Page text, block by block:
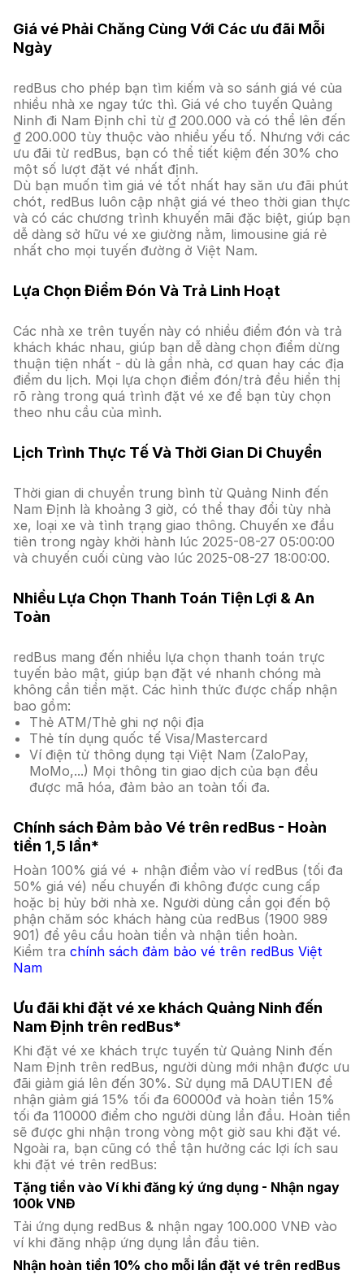
Giá vé Phải Chăng Cùng Với Các ưu đãi Mỗi
Ngày
redBus cho phép bạn tìm kiếm và so sánh giá vé của
nhiều nhà xe ngay tức thì. Giá vé cho tuyến Quảng
Ninh đi Nam Định chỉ từ ₫ 200.000 và có thể lên đến
₫ 200.000 tùy thuộc vào nhiều yếu tố. Nhưng với các
ưu đãi từ redBus, bạn có thể tiết kiệm đến 30% cho
một số lượt đặt vé nhất định.
Dù bạn muốn tìm giá vé tốt nhất hay săn ưu đãi phút
chót, redBus luôn cập nhật giá vé theo thời gian thực
và có các chương trình khuyến mãi đặc biệt, giúp bạn
dễ dàng sở hữu vé xe giường nằm, limousine giá rẻ
nhất cho mọi tuyến đường ở Việt Nam.
Lựa Chọn Điểm Đón Và Trả Linh Hoạt
Các nhà xe trên tuyến này có nhiều điểm đón và trả
khách khác nhau, giúp bạn dễ dàng chọn điểm dừng
thuận tiện nhất - dù là gần nhà, cơ quan hay các địa
điểm du lịch. Mọi lựa chọn điểm đón/trả đều hiển thị
rõ ràng trong quá trình đặt vé xe để bạn tùy chọn
theo nhu cầu của mình.
Lịch Trình Thực Tế Và Thời Gian Di Chuyển
Thời gian di chuyển trung bình từ Quảng Ninh đến
Nam Định là khoảng 3 giờ, có thể thay đổi tùy nhà
xe, loại xe và tình trạng giao thông. Chuyến xe đầu
tiên trong ngày khởi hành lúc 2025-08-27 05:00:00
và chuyến cuối cùng vào lúc 2025-08-27 18:00:00.
Nhiều Lựa Chọn Thanh Toán Tiện Lợi & An
Toàn
redBus mang đến nhiều lựa chọn thanh toán trực
tuyến bảo mật, giúp bạn đặt vé nhanh chóng mà
không cần tiền mặt. Các hình thức được chấp nhận
bao gồm:
Thẻ ATM/Thẻ ghi nợ nội địa
Thẻ tín dụng quốc tế Visa/Mastercard
Ví điện tử thông dụng tại Việt Nam (ZaloPay,
MoMo,...) Mọi thông tin giao dịch của bạn đều
được mã hóa, đảm bảo an toàn tối đa.
Chính sách Đảm bảo Vé trên redBus - Hoàn
tiền 1,5 lần*
Hoàn 100% giá vé + nhận điểm vào ví redBus (tối đa
50% giá vé) nếu chuyến đi không được cung cấp
hoặc bị hủy bởi nhà xe. Người dùng cần gọi đến bộ
phận chăm sóc khách hàng của redBus (1900 989
901) để yêu cầu hoàn tiền và nhận tiền hoàn.
Kiểm tra chính sách đảm bảo vé trên redBus Việt
Nam
Ưu đãi khi đặt vé xe khách Quảng Ninh đến
Nam Định trên redBus*
Khi đặt vé xe khách trực tuyến từ Quảng Ninh đến
Nam Định trên redBus, người dùng mới nhận được ưu
đãi giảm giá lên đến 30%. Sử dụng mã DAUTIEN để
nhận giảm giá 15% tối đa 60000đ và hoàn tiền 15%
tối đa 110000 điểm cho người dùng lần đầu. Hoàn tiền
sẽ được ghi nhận trong vòng một giờ sau khi đặt vé.
Ngoài ra, bạn cũng có thể tận hưởng các lợi ích sau
khi đặt vé trên redBus:
Tặng tiền vào Ví khi đăng ký ứng dụng - Nhận ngay
100k VNĐ
Tải ứng dụng redBus & nhận ngay 100.000 VNĐ vào
ví khi đăng nhập ứng dụng lần đầu tiên.
Nhận hoàn tiền 10% cho mỗi lần đặt vé trên redBus